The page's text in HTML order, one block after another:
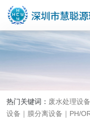
热门关键词： 废水处理设
设备｜膜分离设备｜PH/